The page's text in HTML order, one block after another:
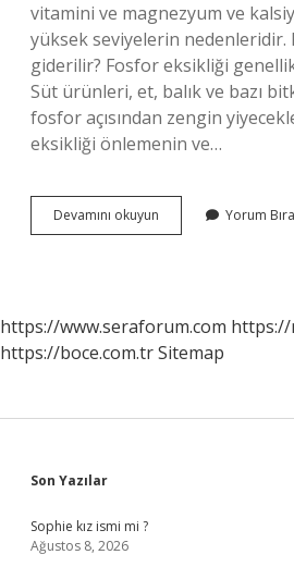
vitamini ve magnezyum ve
yüksek seviyelerin nedenleridir.
giderilir? Fosfor eksikliği
Süt ürünleri, et, balık ve bazı
fosfor açısından zengin
eksikliği önlemenin ve…
Devamını okuyun
Fosfor
Yorum
https://www.seraforum.com https://
https://boce.com.trSitemap
Sidebar
Son Yazılar
Sophie kız ismi mi ?
Ağustos 8, 2026